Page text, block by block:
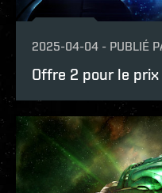
2025-04-04 - PUBLIÉ
Offre 2 pour le